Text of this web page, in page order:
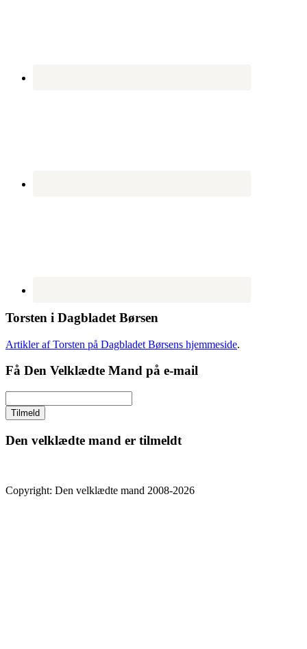
Torsten i Dagbladet Børsen
Artikler af Torsten på Dagbladet Børsens hjemmeside.
Få Den Velklædte Mand på e-mail
Den velklædte mand er tilmeldt
Copyright: Den velklædte mand 2008-2026